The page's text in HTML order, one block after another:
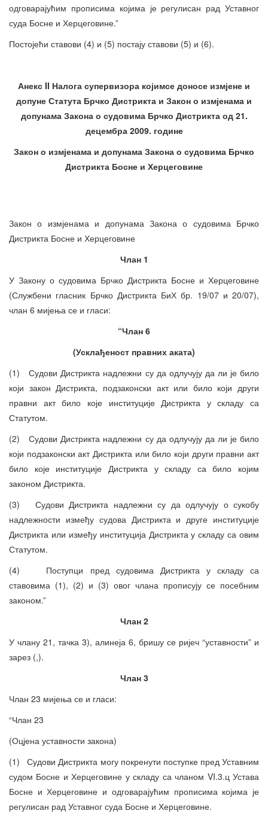
одговарајућим прописима којима је регулисан рад Уставног
суда Босне и Херцеговине.”
Постојећи ставови (4) и (5) постају ставови (5) и (6).
Анекс II Налога супервизора којимсе доносе измјене и
допуне Статута Брчко Дистрикта и Закон о измјенама и
допунама Закона о судовима Брчко Дистрикта од 21.
децембра 2009. године
Закон о измјенама и допунама Закона о судовима Брчко
Дистрикта Босне и Херцеговине
Закон о измјенама и допунама Закона о судовима Брчко
Дистрикта Босне и Херцеговине
Члан 1
У Закону о судовима Брчко Дистрикта Босне и Херцеговине
(Службени гласник Брчко Дистрикта БиХ бр. 19/07 и 20/07),
члан 6 мијења се и гласи:
“Члан 6
(Усклађеност правних аката)
(1) Судови Дистрикта надлежни су да одлучују да ли је било
који закон Дистрикта, подзаконски акт или било који други
правни акт било које институције Дистрикта у складу са
Статутом.
(2) Судови Дистрикта надлежни су да одлучују да ли је било
који подзаконски акт Дистрикта или било који други правни акт
било које институције Дистрикта у складу са било којим
законом Дистрикта.
(3) Судови Дистрикта надлежни су да одлучују о сукобу
надлежности између судова Дистрикта и друге институције
Дистрикта или између институција Дистрикта у складу са овим
Статутом.
(4) Поступци пред судовима Дистрикта у складу са
ставовима (1), (2) и (3) овог члана прописују се посебним
законом.”
Члан 2
У члану 21, тачка 3), алинеја 6, бришу се ријеч “уставности” и
зарез (,).
Члан 3
Члан 23 мијења се и гласи:
“Члан 23
(Оцјена уставности закона)
(1) Судови Дистрикта могу покренути поступке пред Уставним
судом Босне и Херцеговине у складу са чланом VI.3.ц Устава
Босне и Херцеговине и одговарајућим прописима којима је
регулисан рад Уставног суда Босне и Херцеговине.